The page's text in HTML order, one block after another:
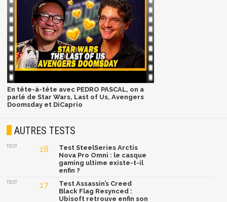
En tête-à-tête avec PEDRO PASCAL, on a
parlé de Star Wars, Last of Us, Avengers
Doomsday et DiCaprio
AUTRES TESTS
TEST 18
Test SteelSeries Arctis
Nova Pro Omni : le casque
gaming ultime existe-t-il
enfin ?
TEST 17
Test Assassin’s Creed
Black Flag Resynced :
Ubisoft retrouve enfin son